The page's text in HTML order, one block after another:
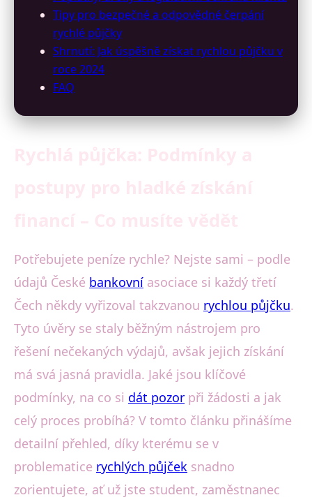
Tipy pro bezpečné a odpovědné čerpání
rychlé půjčky
Shrnutí: Jak úspěšně získat rychlou půjčku v
roce 2024
FAQ
Potřebujete peníze rychle? Nejste sami – podle
údajů České bankovní asociace si každý třetí
Čech někdy vyřizoval takzvanou rychlou půjčku.
Tyto úvěry se staly běžným nástrojem pro
řešení nečekaných výdajů, avšak jejich získání
má svá jasná pravidla. Jaké jsou klíčové
podmínky, na co si dát pozor při žádosti a jak
celý proces probíhá? V tomto článku přinášíme
detailní přehled, díky kterému se v
problematice rychlých půjček snadno
zorientujete, ať už jste student, zaměstnanec